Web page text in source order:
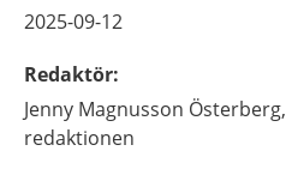
2025-09-12
Redaktör:
Jenny Magnusson Österberg,
redaktionen